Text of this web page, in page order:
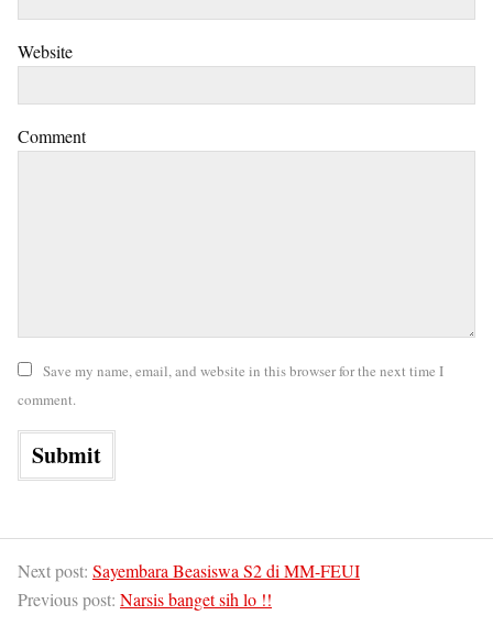
Website
Comment
Save my name, email, and website in this browser for the next time I
comment.
Next post: Sayembara Beasiswa S2 di MM-FEUI
Previous post: Narsis banget sih lo !!